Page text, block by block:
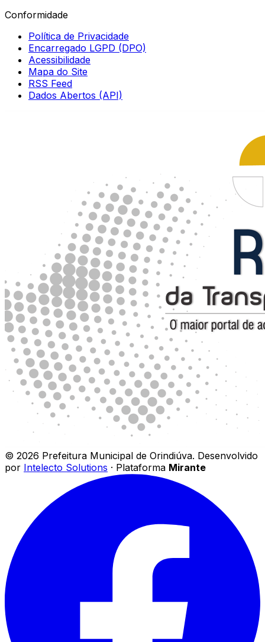
Conformidade
Política de Privacidade
Encarregado LGPD (DPO)
Acessibilidade
Mapa do Site
RSS Feed
Dados Abertos (API)
© 2026 Prefeitura Municipal de Orindiúva. Desenvolvido
por Intelecto Solutions · Plataforma Mirante